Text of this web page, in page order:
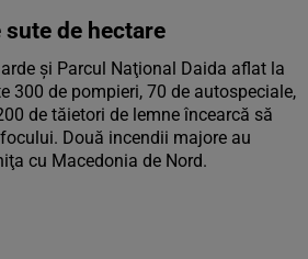
de hectare
şi Parcul Naţional Daida aflat la
300 de pompieri, 70 de autospeciale,
de tăietori de lemne încearcă să
Două incendii majore au
cu Macedonia de Nord.